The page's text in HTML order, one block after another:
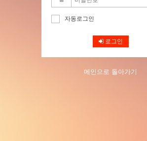
자동로그인
로그인
메인으로 돌아가기